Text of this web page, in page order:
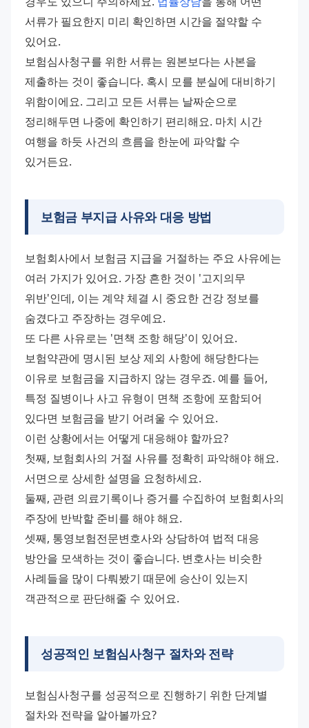
서류가 필요한지 미리 확인하면 시간을 절약할 수
있어요.
보험심사청구를 위한 서류는 원본보다는 사본을
제출하는 것이 좋습니다. 혹시 모를 분실에 대비하기
위함이에요. 그리고 모든 서류는 날짜순으로
정리해두면 나중에 확인하기 편리해요. 마치 시간
여행을 하듯 사건의 흐름을 한눈에 파악할 수
있거든요.
보험금 부지급 사유와 대응 방법
보험회사에서 보험금 지급을 거절하는 주요 사유에는
여러 가지가 있어요. 가장 흔한 것이 '고지의무
위반'인데, 이는 계약 체결 시 중요한 건강 정보를
숨겼다고 주장하는 경우예요.
또 다른 사유로는 '면책 조항 해당'이 있어요.
보험약관에 명시된 보상 제외 사항에 해당한다는
이유로 보험금을 지급하지 않는 경우죠. 예를 들어,
특정 질병이나 사고 유형이 면책 조항에 포함되어
있다면 보험금을 받기 어려울 수 있어요.
이런 상황에서는 어떻게 대응해야 할까요?
첫째, 보험회사의 거절 사유를 정확히 파악해야 해요.
서면으로 상세한 설명을 요청하세요.
둘째, 관련 의료기록이나 증거를 수집하여 보험회사의
주장에 반박할 준비를 해야 해요.
셋째, 통영보험전문변호사와 상담하여 법적 대응
방안을 모색하는 것이 좋습니다. 변호사는 비슷한
사례들을 많이 다뤄봤기 때문에 승산이 있는지
객관적으로 판단해줄 수 있어요.
성공적인 보험심사청구 절차와 전략
보험심사청구를 성공적으로 진행하기 위한 단계별
절차와 전략을 알아볼까요?